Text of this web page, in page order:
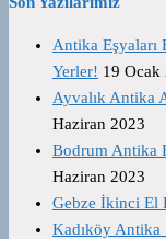
Antika Eşyaları
Yerler! 19 Ocak
Ayvalık Antika
Haziran 2023
Bodrum Antika
Haziran 2023
Gebze İkinci El
Kadıköy Antika